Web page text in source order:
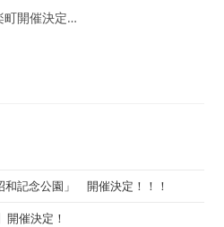
町開催決定…
和記念公園」 開催決定！！！
開催決定！